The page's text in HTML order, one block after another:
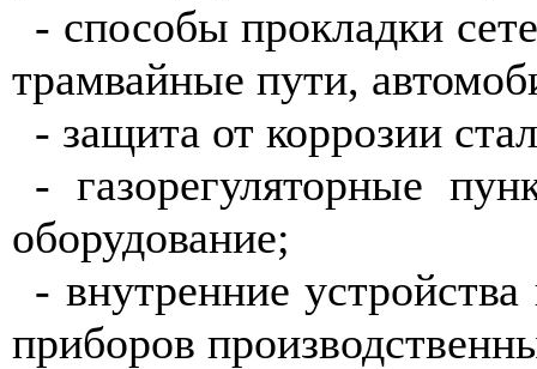
- способы прокладки
трамвайные пути,
- защита от коррозии
- газорегуляторные
оборудование;
- внутренние
приборов